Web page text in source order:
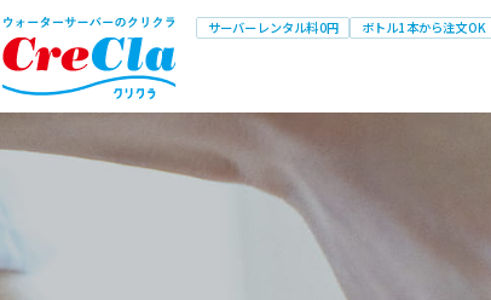
サーバーレンタル料0円 ボトル1本から注文OK